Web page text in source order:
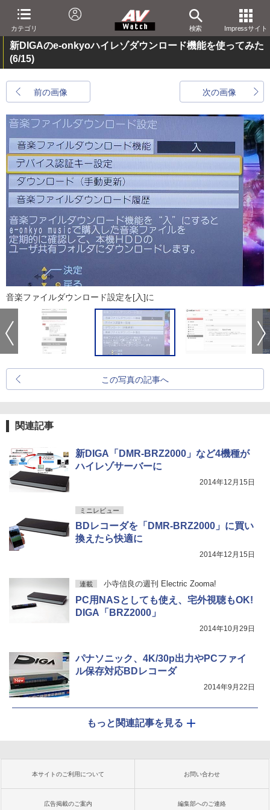
カテゴリ 検索 Impressサイト
新DIGAのe-onkyoハイレゾダウンロード機能を使ってみた
(6/15)
前の画像 次の画像
音楽ファイルダウンロード設定を[入]に
この写真の記事へ
関連記事
新DIGA「DMR-BRZ2000」など4機種が
ハイレゾサーバーに
2014年12月15日
ミニレビュー
BDレコーダを「DMR-BRZ2000」に買い
換えたら快適に
2014年12月15日
連載 小寺信良の週刊 Electric Zooma!
PC用NASとしても使え、宅外視聴もOK!
DIGA「BRZ2000」
2014年10月29日
パナソニック、4K/30p出力やPCファイ
ル保存対応BDレコーダ
2014年9月22日
もっと関連記事を見る
本サイトのご利用について お問い合わせ
広告掲載のご案内 編集部へのご連絡